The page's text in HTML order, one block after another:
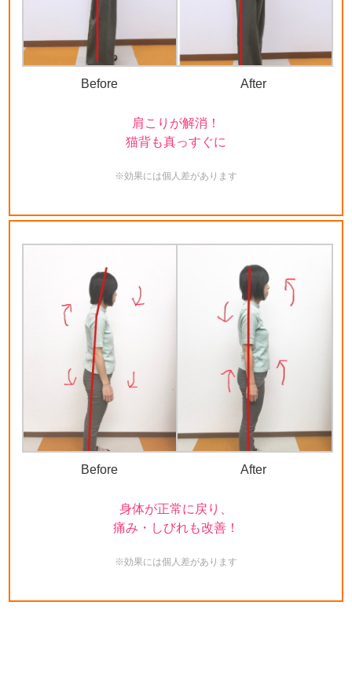
Before After
肩こりが解消！
猫背も真っすぐに
※効果には個人差があります
Before After
身体が正常に戻り、
痛み・しびれも改善！
※効果には個人差があります